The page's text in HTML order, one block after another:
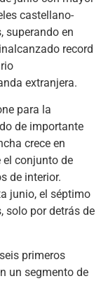
castellano-
superando en
record
extranjera.
para la
de importante
crece en
conjunto de
de interior.
junio, el séptimo
solo por detrás de
primeros
un segmento de